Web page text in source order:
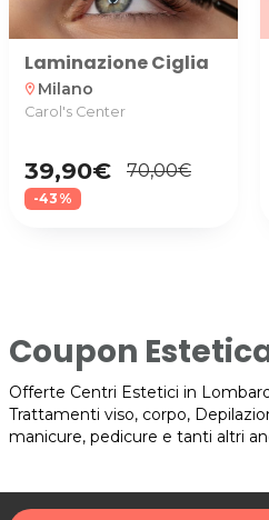
Laminazione Ciglia
location_on Milano
Carol's Center
39,90€ 70,00€
-43%
Coupon
Offerte Centri Estetici in
Trattamenti viso, corpo,
manicure, pedicure e tanti altri